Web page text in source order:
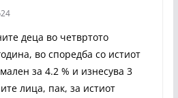
деца во четвртото
во споредба со истиот
за 4.2 % и изнесува 3
лица, пак, за истиот